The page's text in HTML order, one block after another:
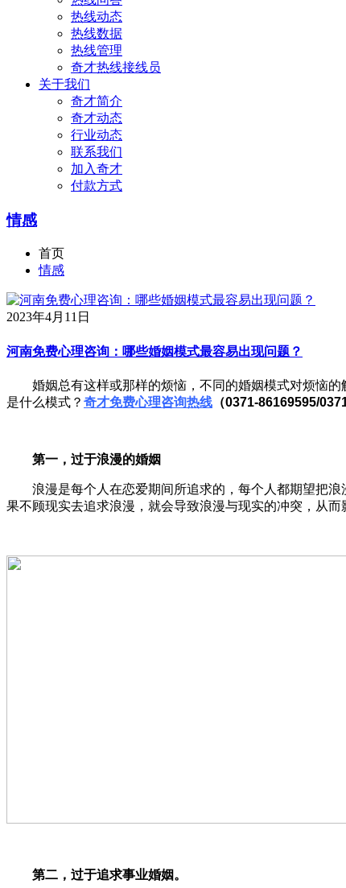
热线动态
热线数据
热线管理
奇才热线接线员
关于我们
奇才简介
奇才动态
行业动态
联系我们
加入奇才
付款方式
情感
首页
情感
2023年4月11日
河南免费心理咨询：哪些婚姻模式最容易出现问题？
婚姻总有这样或那样的烦恼，不同的婚姻模式对烦恼的
是什么模式？ 奇才免费心理咨询热线 （0371-86169595/
第一， 过于浪漫的婚姻
浪漫是每个人在恋爱期间所追求的，每个人都期望把浪
果不顾现实去追求浪漫，就会导致浪漫与现实的冲突，从而
第二，过于追求事业婚姻。